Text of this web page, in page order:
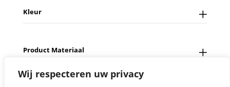
Wij respecteren uw privacy
Kleur
Product Materiaal